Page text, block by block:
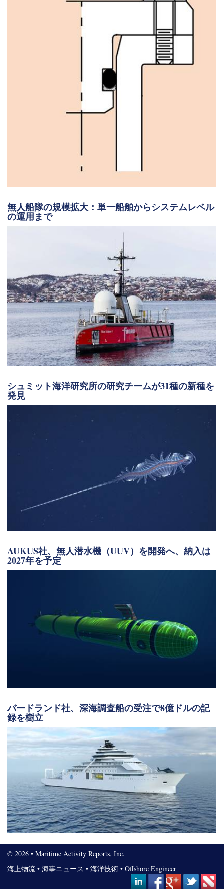
無人船隊の規模拡大：単一船舶からシステムレベル
の運用まで
シュミット海洋研究所の研究チームが31種の新種を
発見
AUKUS社、無人潜水機（UUV）を開発へ、納入は
2027年を予定
バードランド社、深海調査船の受注で8億ドルの記
録を樹立
© 2026 • Maritime Activity Reports, Inc.
海上物流 • 海事ニュース • 海洋技術 • Offshore Engineer